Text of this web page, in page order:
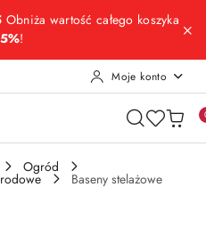
Obniża wartość całego koszyka
5%!
Moje konto
Ogród
Baseny stelażowe